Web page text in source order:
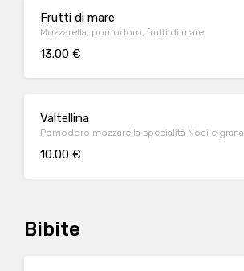
Frutti di mare
Mozzarella, pomodoro, frutti di mare
13.00 €
Valtellina
Pomodoro mozzarella specialità Noci e grana
10.00 €
Bibite